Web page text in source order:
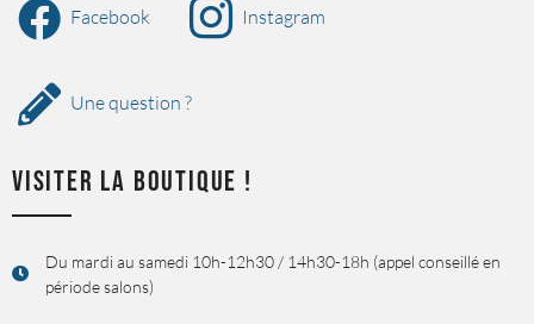
Facebook Instagram
Une question ?
VISITER LA BOUTIQUE !
Du mardi au samedi 10h-12h30 / 14h30-18h (appel conseillé en
période salons)